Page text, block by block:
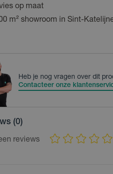
op maat
m² showroom in Sint-
Heb je nog vragen over dit
Contacteer onze
(0)
reviews